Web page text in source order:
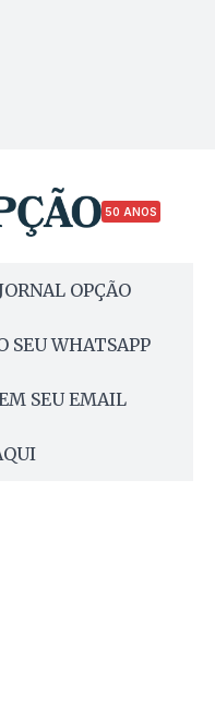
50 ANOS
OPÇÃO
SEU WHATSAPP
SEU EMAIL